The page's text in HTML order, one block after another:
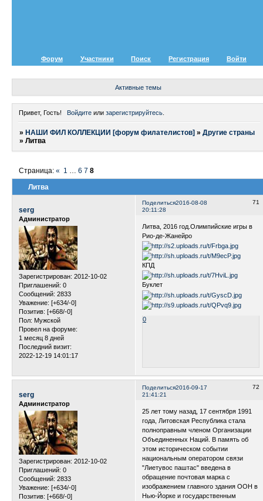
Форум Участники Поиск Регистрация Войти
Активные темы
Привет, Гость! Войдитеили зарегистрируйтесь.
» НАШИ ФИЛ КОЛЛЕКЦИИ [форум филателистов] »Другие страны
»Литва
Литва
Страница:« 1 6 7 8
Поделиться 71
2016-08-08
20:11:28
serg
Администратор
Зарегистрирован: 2012-10-02
Приглашений: 0
Сообщений: 2833
Уважение: [+634/-0]
Позитив: [+668/-0]
Пол: Мужской
Провел на форуме:
1 месяц 8 дней
Последний визит:
2022-12-19 14:01:17
Литва, 2016 год.Олимпийские игры в
Рио-де-Жанейро
КПД
Буклет
0
Поделиться 72
2016-09-17
21:41:21
serg
Администратор
Зарегистрирован: 2012-10-02
Приглашений: 0
Сообщений: 2833
Уважение: [+634/-0]
Позитив: [+668/-0]
25 лет тому назад, 17 сентября 1991
года, Литовская Республика стала
полноправным членом Организации
Объединенных Наций. В память об
этом историческом событии
национальным оператором связи
"Лиетувос паштас" введена в
обращение почтовая марка с
изображением главного здания ООН в
Нью-Йорке и государственным